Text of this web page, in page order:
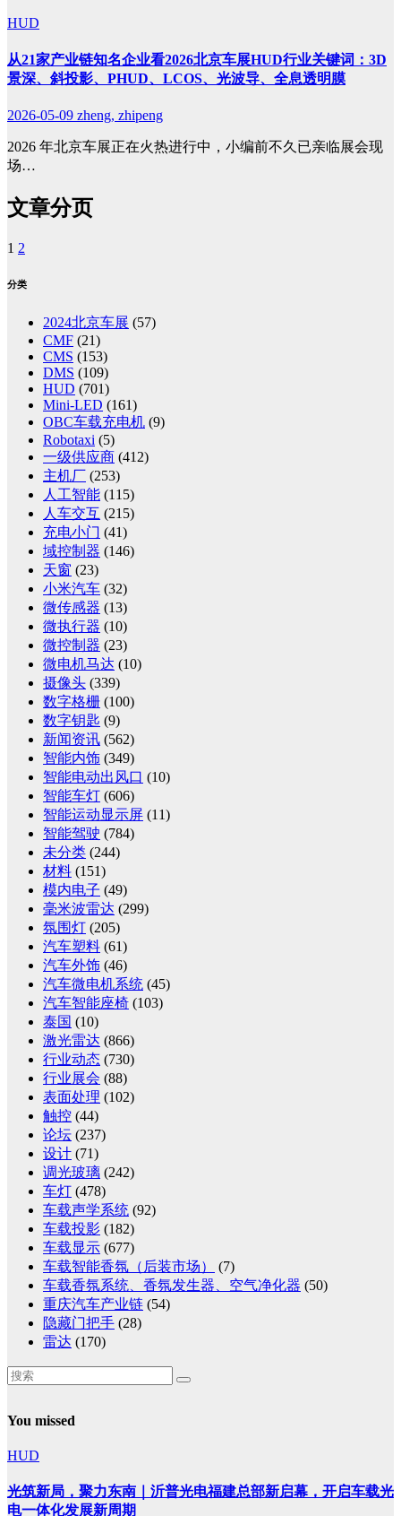
HUD
从21家产业链知名企业看2026北京车展HUD行业关键词：3D
景深、斜投影、PHUD、LCOS、光波导、全息透明膜
2026-05-09 zheng, zhipeng
2026 年北京车展正在火热进行中，小编前不久已亲临展会现
场…
文章分页
1 2
分类
2024北京车展 (57)
CMF (21)
CMS (153)
DMS (109)
HUD (701)
Mini-LED (161)
OBC车载充电机 (9)
Robotaxi (5)
一级供应商 (412)
主机厂 (253)
人工智能 (115)
人车交互 (215)
充电小门 (41)
域控制器 (146)
天窗 (23)
小米汽车 (32)
微传感器 (13)
微执行器 (10)
微控制器 (23)
微电机马达 (10)
摄像头 (339)
数字格栅 (100)
数字钥匙 (9)
新闻资讯 (562)
智能内饰 (349)
智能电动出风口 (10)
智能车灯 (606)
智能运动显示屏 (11)
智能驾驶 (784)
未分类 (244)
材料 (151)
模内电子 (49)
毫米波雷达 (299)
氛围灯 (205)
汽车塑料 (61)
汽车外饰 (46)
汽车微电机系统 (45)
汽车智能座椅 (103)
泰国 (10)
激光雷达 (866)
行业动态 (730)
行业展会 (88)
表面处理 (102)
触控 (44)
论坛 (237)
设计 (71)
调光玻璃 (242)
车灯 (478)
车载声学系统 (92)
车载投影 (182)
车载显示 (677)
车载智能香氛（后装市场）
(7)
车载香氛系统、香氛发生器、空气净化器 (50)
重庆汽车产业链 (54)
隐藏门把手 (28)
雷达 (170)
You missed
HUD
光筑新局，聚力东南｜沂普光电福建总部新启幕，开启车载光
电一体化发展新周期